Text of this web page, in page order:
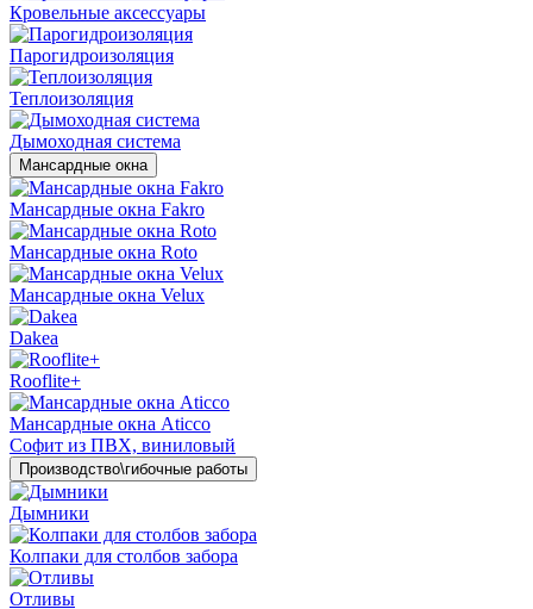
Кровельные аксессуары
Парогидроизоляция
Теплоизоляция
Дымоходная система
Мансардные окна
Мансардные окна Fakro
Мансардные окна Roto
Мансардные окна Velux
Dakea
Rooflite+
Мансардные окна Aticco
Софит из ПВХ, виниловый
Производство\гибочные работы
Дымники
Колпаки для столбов забора
Отливы